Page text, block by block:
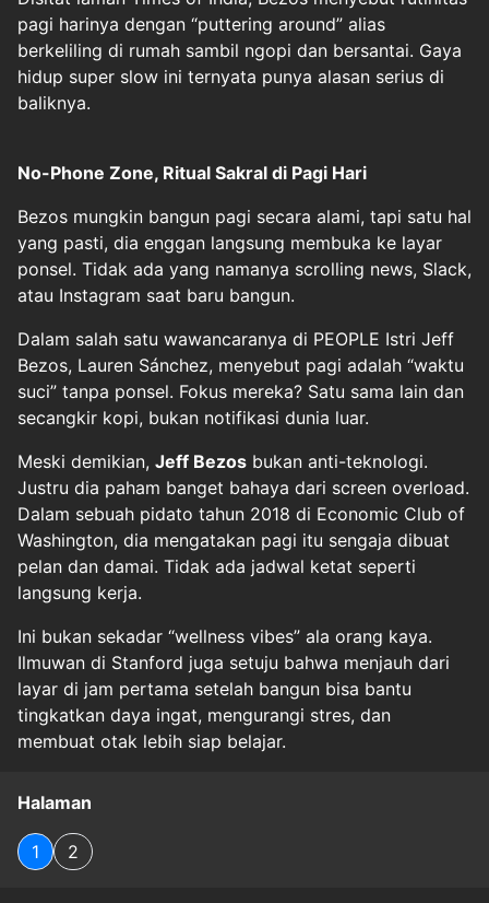
pagi harinya dengan “puttering around” alias
berkeliling di rumah sambil ngopi dan bersantai. Gaya
hidup super slow ini ternyata punya alasan serius di
baliknya.
No-Phone Zone, Ritual Sakral di Pagi Hari
Bezos mungkin bangun pagi secara alami, tapi satu hal
yang pasti, dia enggan langsung membuka ke layar
ponsel. Tidak ada yang namanya scrolling news, Slack,
atau Instagram saat baru bangun.
Dalam salah satu wawancaranya di PEOPLE Istri Jeff
Bezos, Lauren Sánchez, menyebut pagi adalah “waktu
suci” tanpa ponsel. Fokus mereka? Satu sama lain dan
secangkir kopi, bukan notifikasi dunia luar.
Meski demikian, Jeff Bezos bukan anti-teknologi.
Justru dia paham banget bahaya dari screen overload.
Dalam sebuah pidato tahun 2018 di Economic Club of
Washington, dia mengatakan pagi itu sengaja dibuat
pelan dan damai. Tidak ada jadwal ketat seperti
langsung kerja.
Ini bukan sekadar “wellness vibes” ala orang kaya.
Ilmuwan di Stanford juga setuju bahwa menjauh dari
layar di jam pertama setelah bangun bisa bantu
tingkatkan daya ingat, mengurangi stres, dan
membuat otak lebih siap belajar.
Halaman
1 2